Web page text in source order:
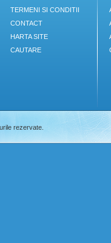
TERMENI SI CONDITII
CONTACT
HARTA SITE
CAUTARE
rezervate.